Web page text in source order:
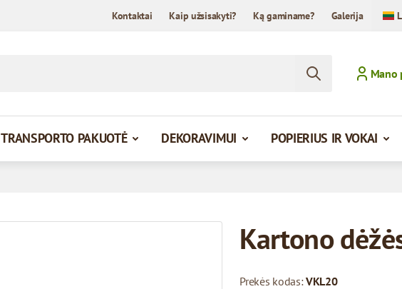
Kontaktai Kaip užsisakyti? Ką gaminame? Galerija
Mano
TRANSPORTO PAKUOTĖ DEKORAVIMUI POPIERIUS IR VOKAI
Kartono
Prekės kodas:VKL20